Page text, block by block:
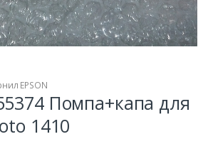
EPSON
Помпа+капа для
1410